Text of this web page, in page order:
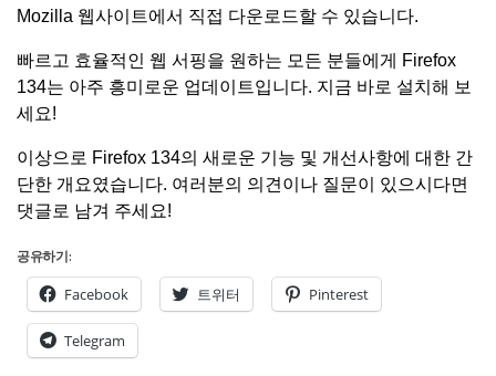
Mozilla 웹사이트에서 직접 다운로드할 수 있습니다.
빠르고 효율적인 웹 서핑을 원하는 모든 분들에게 Firefox
134는 아주 흥미로운 업데이트입니다. 지금 바로 설치해 보
세요!
이상으로 Firefox 134의 새로운 기능 및 개선사항에 대한 간
단한 개요였습니다. 여러분의 의견이나 질문이 있으시다면
댓글로 남겨 주세요!
공유하기:
Facebook 트위터 Pinterest
Telegram